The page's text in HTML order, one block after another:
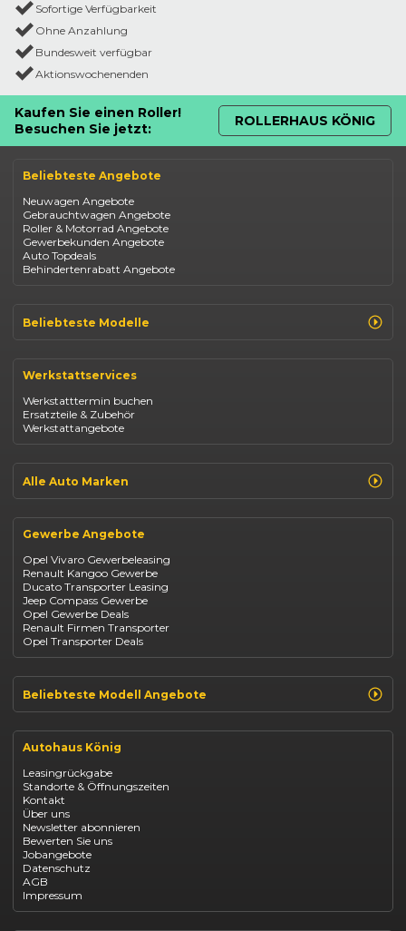
Sofortige Verfügbarkeit
Ohne Anzahlung
Bundesweit verfügbar
Aktionswochenenden
Kaufen Sie einen Roller!
Besuchen Sie jetzt:
ROLLERHAUS KÖNIG
Beliebteste Angebote
Neuwagen Angebote
Gebrauchtwagen Angebote
Roller & Motorrad Angebote
Gewerbekunden Angebote
Auto Topdeals
Behindertenrabatt Angebote
Beliebteste Modelle
Opel Corsa
Fiat 500
Dacia Duster
Dacia Sandero
Jeep Compass
Suzuki Vitara
Suzuki Swift
BYD Seal
Mazda CX-30
Citroen C4
Werkstattservices
Werkstatttermin buchen
Ersatzteile & Zubehör
Werkstattangebote
Alle Auto Marken
Opel
Fiat
Jeep
Suzuki
BYD
Kia
Mazda
Citroën
Abarth
Fiat Professional
Gewerbe Angebote
Opel Vivaro Gewerbeleasing
Renault Kangoo Gewerbe
Ducato Transporter Leasing
Jeep Compass Gewerbe
Opel Gewerbe Deals
Renault Firmen Transporter
Opel Transporter Deals
Beliebteste Modell Angebote
Renault Arkana Leasing
Renault Captur Leasing
Opel Astra leasen
Opel Mokka kaufen
Opel Grandland finanzieren
Opel Vivaro Gewerbeleasing
Fiat 500 finanzieren
Fiat Panda leasen
Dacia Duster finanzieren
Dacia Sandero kaufen
Dacia Jogger leasen
Jeep Compass leasen
Jeep Renegade finanzieren
Autohaus König
Leasingrückgabe
Standorte & Öffnungszeiten
Kontakt
Über uns
Newsletter abonnieren
Bewerten Sie uns
Jobangebote
Datenschutz
AGB
Impressum